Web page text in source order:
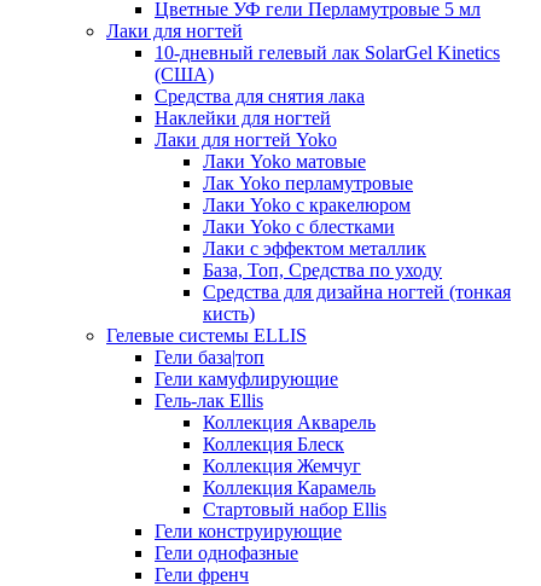
Цветные УФ гели Перламутровые 5 мл
Лаки для ногтей
10-дневный гелевый лак SolarGel Kinetics
(США)
Средства для снятия лака
Наклейки для ногтей
Лаки для ногтей Yoko
Лаки Yoko матовые
Лак Yoko перламутровые
Лаки Yoko с кракелюром
Лаки Yoko с блестками
Лаки с эффектом металлик
База, Топ, Средства по уходу
Средства для дизайна ногтей (тонкая
кисть)
Гелевые системы ELLIS
Гели база|топ
Гели камуфлирующие
Гель-лак Ellis
Коллекция Акварель
Коллекция Блеск
Коллекция Жемчуг
Коллекция Карамель
Стартовый набор Ellis
Гели конструирующие
Гели однофазные
Гели френч